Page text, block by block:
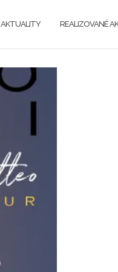
AKTUALITY REALIZOVANÉ